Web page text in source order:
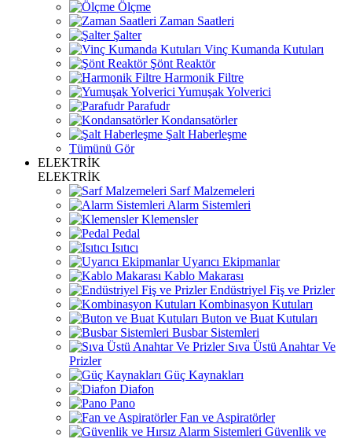
Ölçme
Zaman Saatleri
Şalter
Vinç Kumanda Kutuları
Şönt Reaktör
Harmonik Filtre
Yumuşak Yolverici
Parafudr
Kondansatörler
Şalt Haberleşme
Tümünü Gör
ELEKTRİK
ELEKTRİK
Sarf Malzemeleri
Alarm Sistemleri
Klemensler
Pedal
Isıtıcı
Uyarıcı Ekipmanlar
Kablo Makarası
Endüstriyel Fiş ve Prizler
Kombinasyon Kutuları
Buton ve Buat Kutuları
Busbar Sistemleri
Sıva Üstü Anahtar Ve
Prizler
Güç Kaynakları
Diafon
Pano
Fan ve Aspiratörler
Güvenlik ve